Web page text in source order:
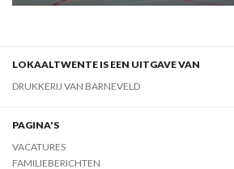
LOKAALTWENTE IS EEN UITGAVE VAN
DRUKKERIJ VAN BARNEVELD
PAGINA'S
VACATURES
FAMILIEBERICHTEN